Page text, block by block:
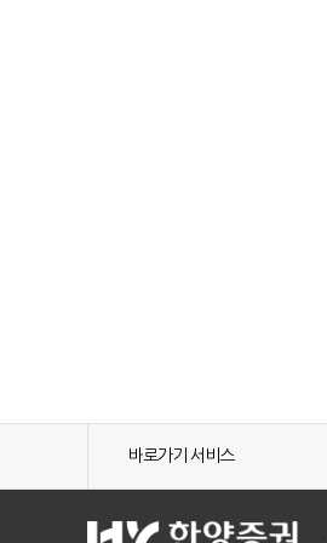
바로가기 서비스